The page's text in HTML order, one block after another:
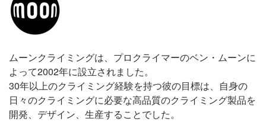
ムーンクライミングは、プロクライマーのベン・ムーンに
よって2002年に設立されました。
30年以上のクライミング経験を持つ彼の目標は、自身の
日々のクライミングに必要な高品質のクライミング製品を
開発、デザイン、生産することでした。